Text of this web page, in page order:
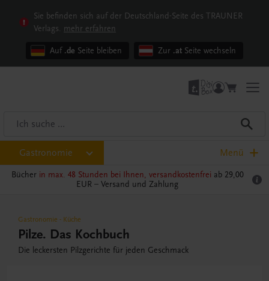
Sie befinden sich auf der Deutschland-Seite des TRAUNER
Verlags. mehr erfahren
Auf .de Seite bleiben Zur .at Seite wechseln
Gastronomie Menü
Bücher in max. 48 Stunden bei Ihnen, versandkostenfrei ab 29,00
EUR – Versand und Zahlung
Gastronomie - Küche
Pilze. Das Kochbuch
Die leckersten Pilzgerichte für jeden Geschmack